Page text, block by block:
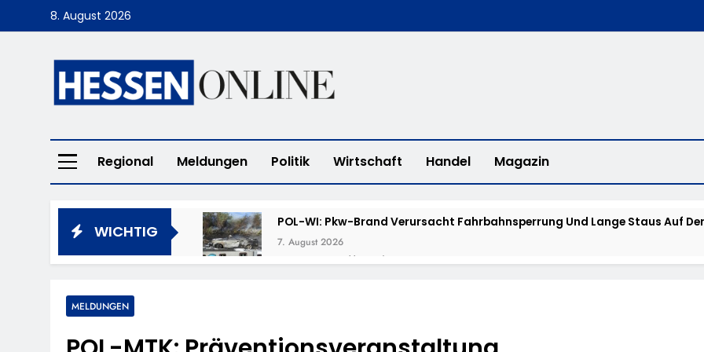
to
8. August 2026
Hessen Online
Regional Meldungen Politik Wirtschaft Handel Magazin
WICHTIG
POL-WI: Pkw-Brand Verursacht Fahrbahnsperrung Und Lange Staus Auf
7. August 2026
POL-LM: „Coffee With A Cop“ In Bad Camberg
POL-DA: Weiterstadt: „Fahrradddieben Keine Chance Geben“ –
POL-OF: Vermisstensuche: Polizei Bittet Um Hinweise Zum Aufenthalt Von
MELDUNGEN